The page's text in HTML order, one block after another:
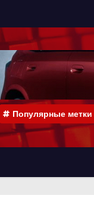
Популярные метки